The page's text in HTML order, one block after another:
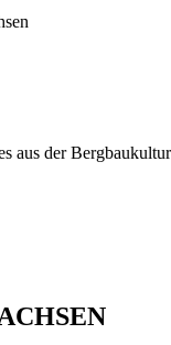
aus der